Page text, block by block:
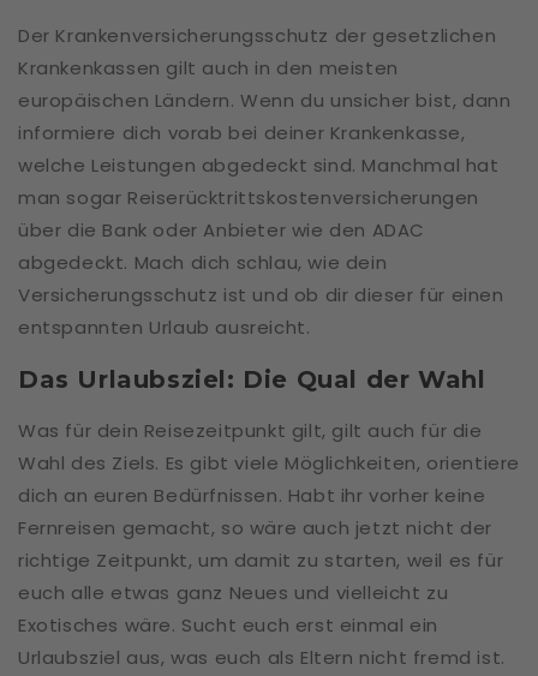
Der Krankenversicherungsschutz der gesetzlichen
Krankenkassen gilt auch in den meisten
europäischen Ländern. Wenn du unsicher bist, dann
informiere dich vorab bei deiner Krankenkasse,
welche Leistungen abgedeckt sind. Manchmal hat
man sogar Reiserücktrittskostenversicherungen
über die Bank oder Anbieter wie den ADAC
abgedeckt. Mach dich schlau, wie dein
Versicherungsschutz ist und ob dir dieser für einen
entspannten Urlaub ausreicht.
Das Urlaubsziel: Die Qual der Wahl
Was für dein Reisezeitpunkt gilt, gilt auch für die
Wahl des Ziels. Es gibt viele Möglichkeiten, orientiere
dich an euren Bedürfnissen. Habt ihr vorher keine
Fernreisen gemacht, so wäre auch jetzt nicht der
richtige Zeitpunkt, um damit zu starten, weil es für
euch alle etwas ganz Neues und vielleicht zu
Exotisches wäre. Sucht euch erst einmal ein
Urlaubsziel aus, was euch als Eltern nicht fremd ist.